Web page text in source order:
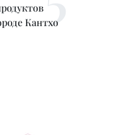
Кантхо